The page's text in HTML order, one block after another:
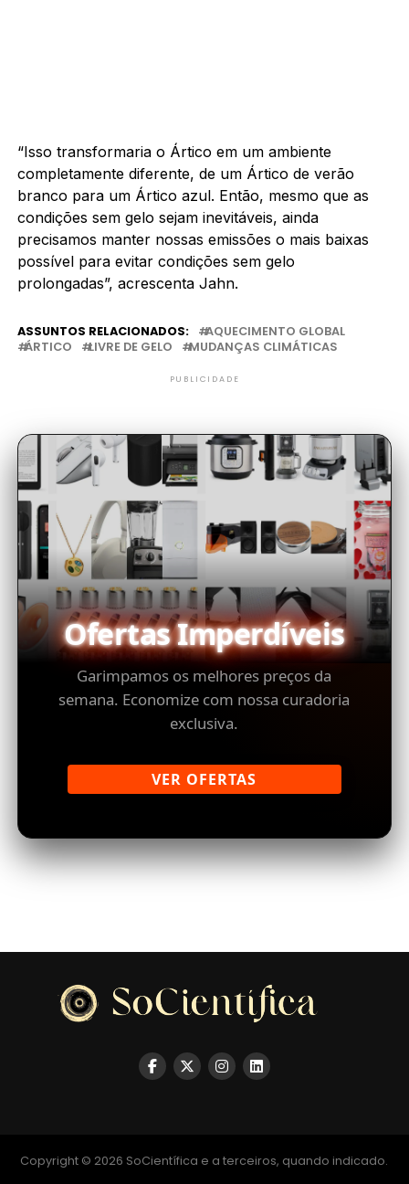
“Isso transformaria o Ártico em um ambiente
completamente diferente, de um Ártico de verão
branco para um Ártico azul. Então, mesmo que as
condições sem gelo sejam inevitáveis, ainda
precisamos manter nossas emissões o mais baixas
possível para evitar condições sem gelo
prolongadas”, acrescenta Jahn.
ASSUNTOS RELACIONADOS:
AQUECIMENTO GLOBAL
ÁRTICO
LIVRE DE GELO MUDANÇAS CLIMÁTICAS
PUBLICIDADE
Ofertas Imperdíveis
Garimpamos os melhores preços da
semana. Economize com nossa curadoria
exclusiva.
VER OFERTAS
Copyright © 2026 SoCientífica e a terceiros, quando indicado.